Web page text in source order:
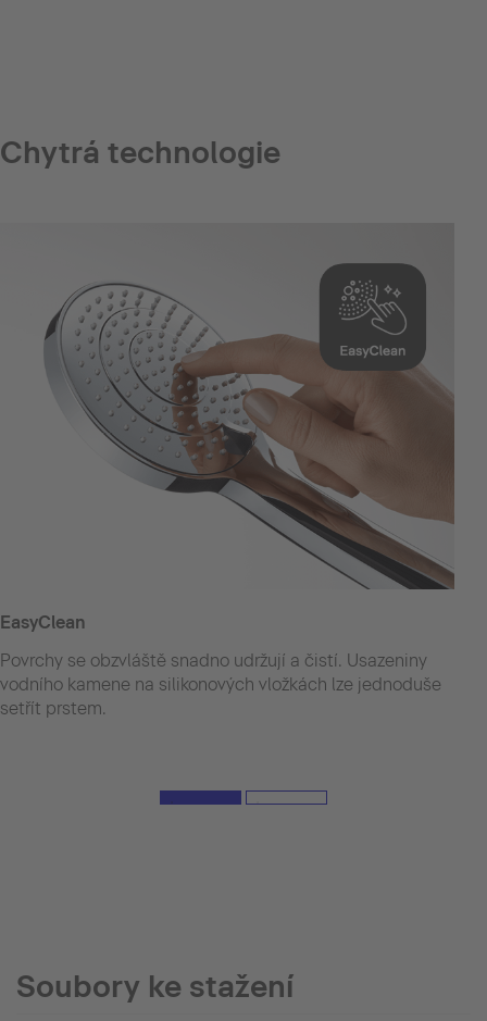
Chytrá technologie
EasyClean
Povrchy se obzvláště snadno udržují a čistí. Usazeniny
vodního kamene na silikonových vložkách lze jednoduše
setřít prstem.
Soubory ke stažení